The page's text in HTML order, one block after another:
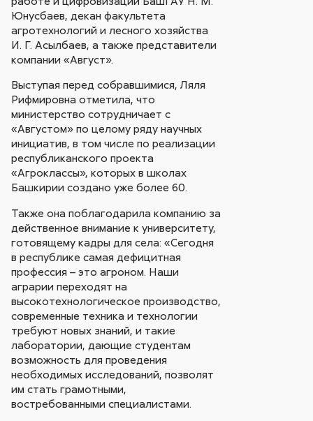
Юнусбаев, декан факультета
агротехнологий и лесного хозяйства
И. Г. Асылбаев, а также представители
компании «Август».
Выступая перед собравшимися, Ляля
Рифмировна отметила, что
министерство сотрудничает с
«Августом» по целому ряду научных
инициатив, в том числе по реализации
республиканского проекта
«Агроклассы», которых в школах
Башкирии создано уже более 60.
Также она поблагодарила компанию за
действенное внимание к университету,
готовящему кадры для села: «Сегодня
в республике самая дефицитная
профессия – это агроном. Наши
аграрии переходят на
высокотехнологическое производство,
современные техника и технологии
требуют новых знаний, и такие
лаборатории, дающие студентам
возможность для проведения
необходимых исследований, позволят
им стать грамотными,
востребованными специалистами.